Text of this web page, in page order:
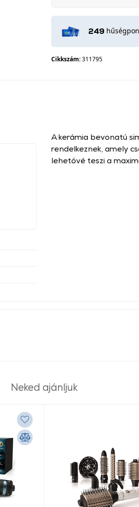
249
Cikkszám:311795
A kerámia bevonatú
rendelkeznek, amely
lehetővé teszi a
Neked ajánljuk